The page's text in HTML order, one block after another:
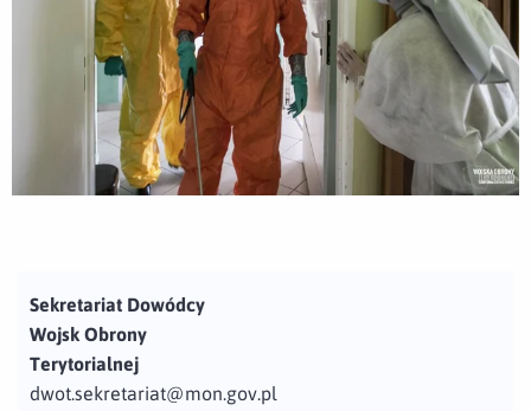
Sekretariat Dowódcy
Wojsk Obrony
Terytorialnej
dwot.sekretariat@mon.gov.pl